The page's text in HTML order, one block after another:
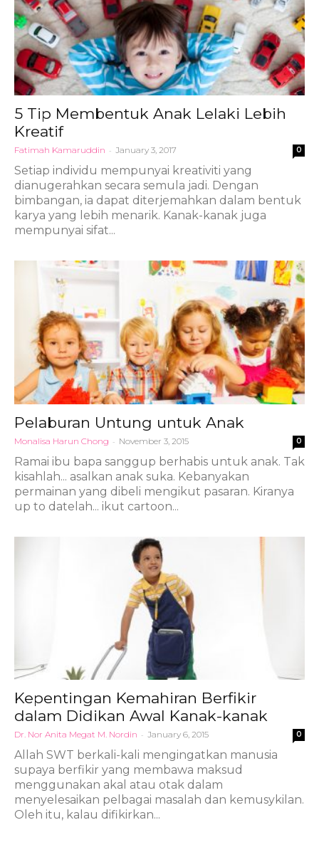
5 Tip Membentuk Anak Lelaki Lebih
Kreatif
Fatimah Kamaruddin - January 3, 2017 0
Setiap individu mempunyai kreativiti yang
dianugerahkan secara semula jadi. Dengan
bimbangan, ia dapat diterjemahkan dalam bentuk
karya yang lebih menarik. Kanak-kanak juga
mempunyai sifat...
Pelaburan Untung untuk Anak
Monalisa Harun Chong - November 3, 2015 0
Ramai ibu bapa sanggup berhabis untuk anak. Tak
kisahlah... asalkan anak suka. Kebanyakan
permainan yang dibeli mengikut pasaran. Kiranya
up to datelah... ikut cartoon...
Kepentingan Kemahiran Berfikir
dalam Didikan Awal Kanak-kanak
Dr. Nor Anita Megat M. Nordin - January 6, 2015 0
Allah SWT berkali-kali mengingatkan manusia
supaya berfikir yang membawa maksud
menggunakan akal atau otak dalam
menyelesaikan pelbagai masalah dan kemusykilan.
Oleh itu, kalau difikirkan...